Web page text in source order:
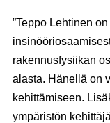
”Teppo Lehtinen
rakennusfysiikan
alasta. Hänellä on
kehittämiseen.
ympäristön